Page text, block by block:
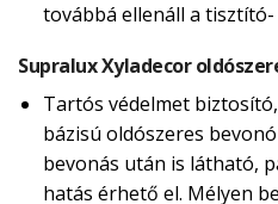
továbbá ellenáll a
Supralux Xyladecor
Tartós védelmet
bázisú oldószeres
bevonás után is látható,
hatás érhető el. Mélyen